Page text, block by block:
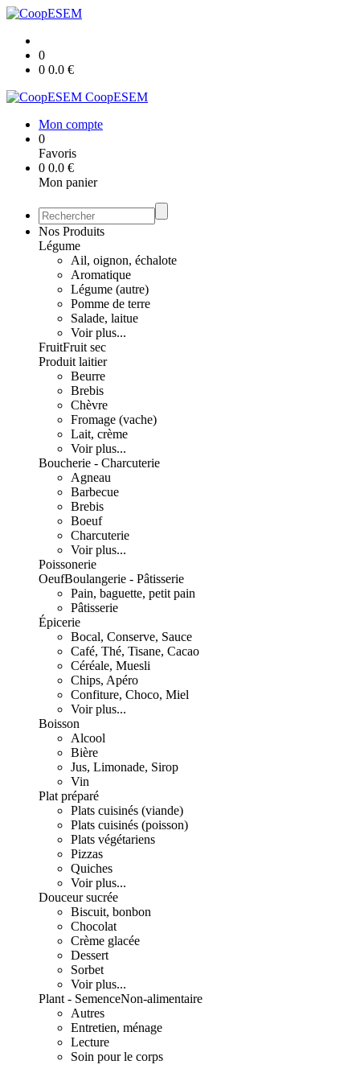
0
0 0.0 €
CoopESEM
Mon compte
0
Favoris
0 0.0 €
Mon panier
Nos Produits
Légume
Ail, oignon, échalote
Aromatique
Légume (autre)
Pomme de terre
Salade, laitue
Voir plus...
FruitFruit sec
Produit laitier
Beurre
Brebis
Chèvre
Fromage (vache)
Lait, crème
Voir plus...
Boucherie - Charcuterie
Agneau
Barbecue
Brebis
Boeuf
Charcuterie
Voir plus...
Poissonerie
OeufBoulangerie - Pâtisserie
Pain, baguette, petit pain
Pâtisserie
Épicerie
Bocal, Conserve, Sauce
Café, Thé, Tisane, Cacao
Céréale, Muesli
Chips, Apéro
Confiture, Choco, Miel
Voir plus...
Boisson
Alcool
Bière
Jus, Limonade, Sirop
Vin
Plat préparé
Plats cuisinés (viande)
Plats cuisinés (poisson)
Plats végétariens
Pizzas
Quiches
Voir plus...
Douceur sucrée
Biscuit, bonbon
Chocolat
Crème glacée
Dessert
Sorbet
Voir plus...
Plant - SemenceNon-alimentaire
Autres
Entretien, ménage
Lecture
Soin pour le corps